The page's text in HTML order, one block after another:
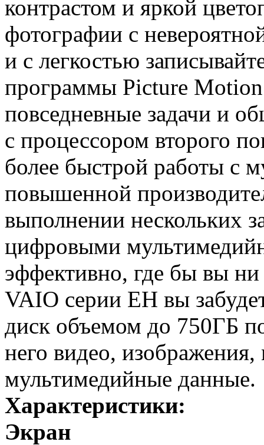
контрастом и яркой
фотографии с
и с легкостью
программы Picture
повседневные задачи и
с процессором второго
более быстрой работы с
повышенной
выполнении нескольких
цифровыми
эффективно, где бы вы
VAIO серии EH вы
диск объемом до 750ГБ
него видео,
мультимедийные данные.
Характеристики:
Экран